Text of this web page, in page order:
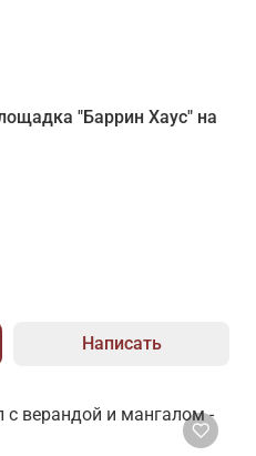
"Баррин Хаус" на
Написать